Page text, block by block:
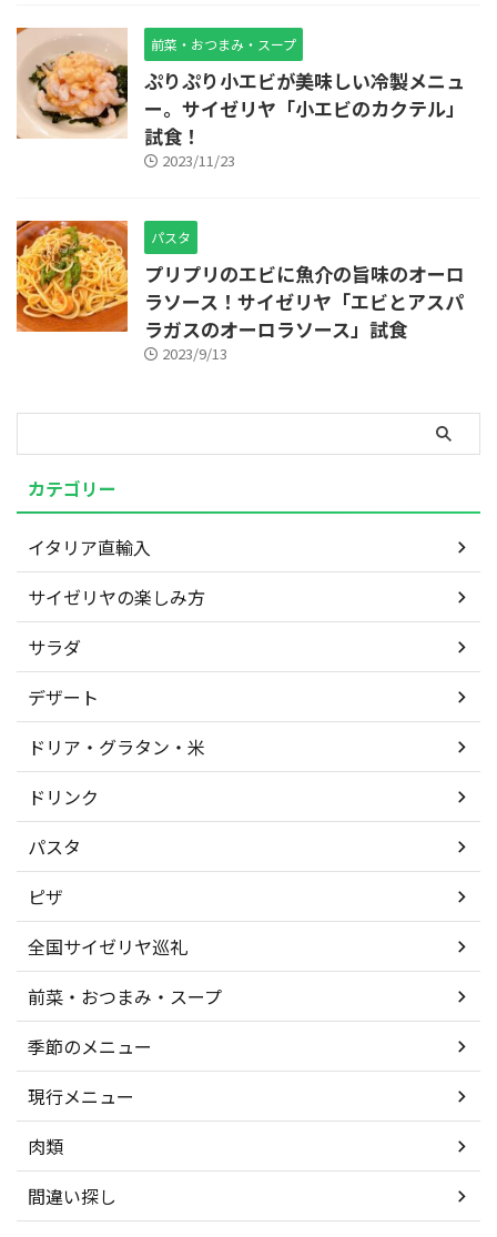
前菜・おつまみ・スープ
ぷりぷり小エビが美味しい冷製メニュ
ー。サイゼリヤ「小エビのカクテル」
試食！
2023/11/23
パスタ
プリプリのエビに魚介の旨味のオーロ
ラソース！サイゼリヤ「エビとアスパ
ラガスのオーロラソース」試食
2023/9/13
カテゴリー
イタリア直輸入
サイゼリヤの楽しみ方
サラダ
デザート
ドリア・グラタン・米
ドリンク
パスタ
ピザ
全国サイゼリヤ巡礼
前菜・おつまみ・スープ
季節のメニュー
現行メニュー
肉類
間違い探し